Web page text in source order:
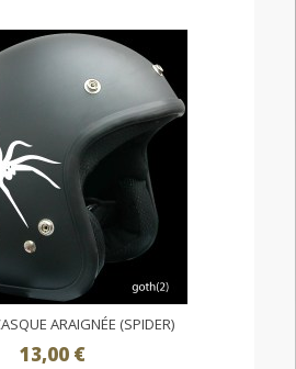
ARAIGNÉE (SPIDER)
13,00 €